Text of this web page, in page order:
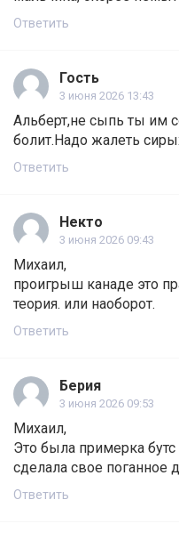
Ответить
Гость
3 июня 2026 13:43
Альберт,не сыпь ты им
болит.Надо жалеть
Ответить
Некто
3 июня 2026 09:43
Михаил,
проигрыш канаде это
теория. или наоборот.
Ответить
Берия
3 июня 2026 09:53
Михаил,
Это была примерка
сделала свое поганное
Ответить